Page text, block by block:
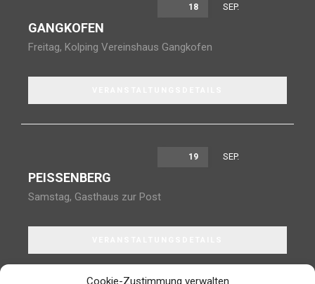
Cookie-Zustimmung verwalten
18 SEP.
GANGKOFEN
Freitag, Kolping Vereinshaus Gangkofen
19 SEP.
PEISSENBERG
Samstag, Gasthaus zur Post